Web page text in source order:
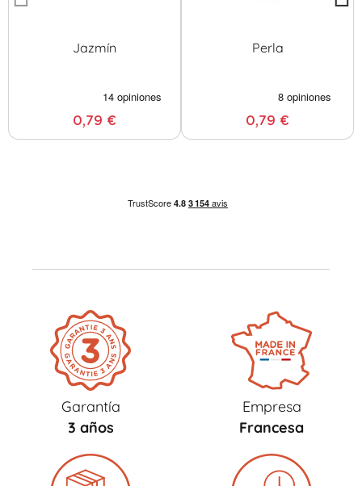
Jazmín
0,79 €
Perla
0,79 €
Garantía
3 años
Empresa
Francesa